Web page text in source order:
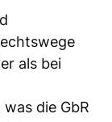
als bei
die GbR